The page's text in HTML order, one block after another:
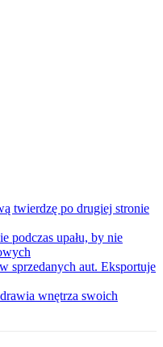
twierdzę po drugiej stronie
podczas upału, by nie
sprzedanych aut. Eksportuje
wnętrza swoich